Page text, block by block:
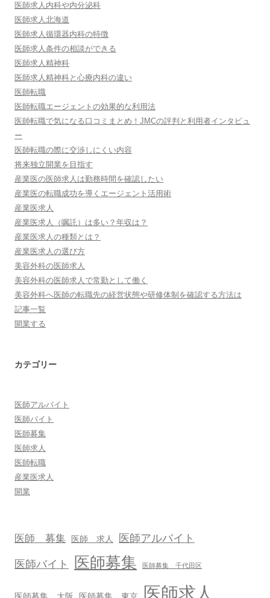
医師求人内科や内分泌科
医師求人北海道
医師求人循環器内科の特徴
医師求人条件の相談ができる
医師求人精神科
医師求人精神科と心療内科の違い
医師転職
医師転職エージェントの効果的な利用法
医師転職で気になる口コミまとめ！JMCの評判と利用者インタビュ
ー
医師転職の際に交渉しにくい内容
将来独立開業を目指す
産業医の医師求人は勤務時間を確認したい
産業医の転職成功を導くエージェント活用術
産業医求人
産業医求人（嘱託）は多い？年収は？
産業医求人の種類とは？
産業医求人の選び方
美容外科の医師求人
美容外科の医師求人で常勤として働く
美容外科へ医師の転職先の経営状態や研修体制を確認する方法は
記事一覧
開業する
カテゴリー
医師アルバイト
医師バイト
医師募集
医師求人
医師転職
産業医求人
開業
医師 募集 医師 求人 医師アルバイト
医師バイト 医師募集 医師募集 千代田区
医師求人